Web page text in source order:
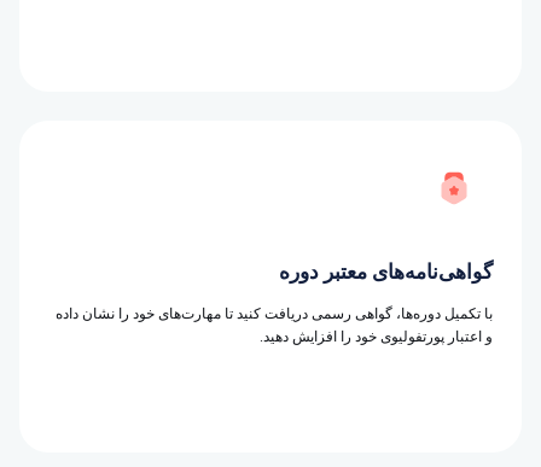
گواهی‌نامه‌های معتبر دوره
با تکمیل دوره‌ها، گواهی رسمی دریافت کنید تا مهارت‌های خود را نشان داده
و اعتبار پورتفولیوی خود را افزایش دهید.